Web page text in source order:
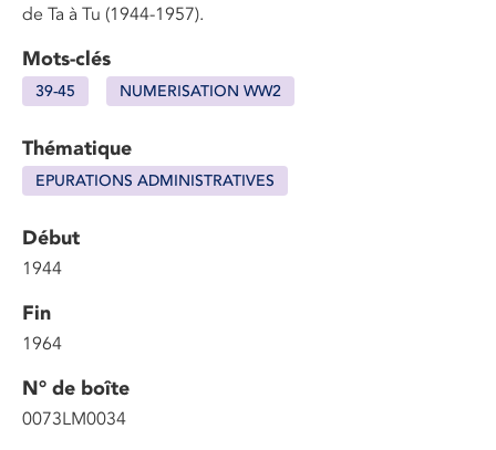
de Ta à Tu (1944-1957).
Mots-clés
39-45 NUMERISATION WW2
Thématique
EPURATIONS ADMINISTRATIVES
Début
1944
Fin
1964
N° de boîte
0073LM0034